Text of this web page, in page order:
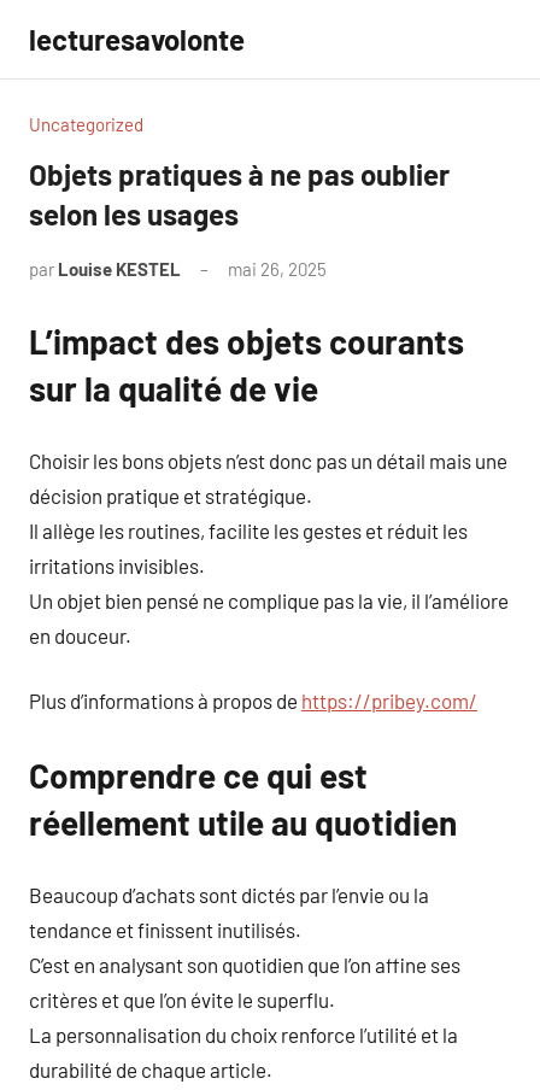
contenu
lecturesavolonte
Uncategorized
Objets pratiques à ne pas oublier
selon les usages
par Louise KESTEL mai 26, 2025
L’impact des objets courants
sur la qualité de vie
Choisir les bons objets n’est donc pas un détail mais une
décision pratique et stratégique.
Il allège les routines, facilite les gestes et réduit les
irritations invisibles.
Un objet bien pensé ne complique pas la vie, il l’améliore
en douceur.
Plus d’informations à propos de https://pribey.com/
Comprendre ce qui est
réellement utile au quotidien
Beaucoup d’achats sont dictés par l’envie ou la
tendance et finissent inutilisés.
C’est en analysant son quotidien que l’on affine ses
critères et que l’on évite le superflu.
La personnalisation du choix renforce l’utilité et la
durabilité de chaque article.